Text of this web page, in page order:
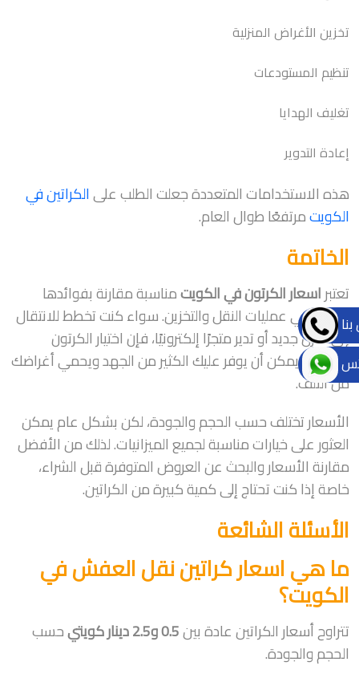
تخزين الأغراض المنزلية
تنظيم المستودعات
تغليف الهدايا
إعادة التدوير
هذه الاستخدامات المتعددة جعلت الطلب علىالكراتين في
الكويتمرتفعًا طوال العام.
الخاتمة
تعتبراسعار الكرتون في الكويتمناسبة مقارنة بفوائدها
الكبيرة في عمليات النقل والتخزين. سواء كنت تخطط للانتقال
إلى منزل جديد أو تدير متجرًا إلكترونيًا، فإن اختيار الكرتون
المناسب يمكن أن يوفر عليك الكثير من الجهد ويحمي أغراضك
من التلف.
الأسعار تختلف حسب الحجم والجودة، لكن بشكل عام يمكن
العثور على خيارات مناسبة لجميع الميزانيات. لذلك من الأفضل
مقارنة الأسعار والبحث عن العروض المتوفرة قبل الشراء،
خاصة إذا كنت تحتاج إلى كمية كبيرة من الكراتين.
الأسئلة الشائعة
ما هي اسعار كراتين نقل العفش في
الكويت؟
تتراوح أسعار الكراتين عادة بين0.5 و2.5 دينار كويتي
حسب
الحجم والجودة.